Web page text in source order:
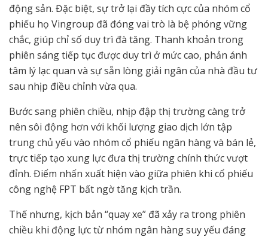
động sản. Đặc biệt, sự trở lại đầy tích cực của nhóm cổ
phiếu họ Vingroup đã đóng vai trò là bệ phóng vững
chắc, giúp chỉ số duy trì đà tăng. Thanh khoản trong
phiên sáng tiếp tục được duy trì ở mức cao, phản ánh
tâm lý lạc quan và sự sẵn lòng giải ngân của nhà đầu tư
sau nhịp điều chỉnh vừa qua.
Bước sang phiên chiều, nhịp đập thị trường càng trở
nên sôi động hơn với khối lượng giao dịch lớn tập
trung chủ yếu vào nhóm cổ phiếu ngân hàng và bán lẻ,
trực tiếp tạo xung lực đưa thị trường chính thức vượt
đỉnh. Điểm nhấn xuất hiện vào giữa phiên khi cổ phiếu
công nghệ FPT bất ngờ tăng kịch trần.
Thế nhưng, kịch bản “quay xe” đã xảy ra trong phiên
chiều khi động lực từ nhóm ngân hàng suy yếu đáng